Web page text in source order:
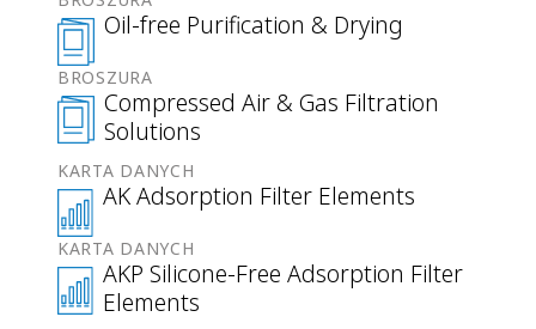
Oil-free Purification & Drying
BROSZURA
Compressed Air & Gas Filtration
Solutions
KARTA DANYCH
AK Adsorption Filter Elements
KARTA DANYCH
AKP Silicone-Free Adsorption Filter
Elements